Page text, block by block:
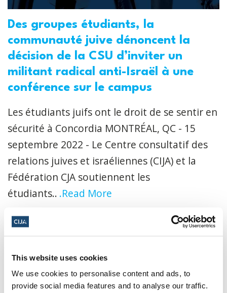
This website uses cookies
We use cookies to personalise content and ads, to
provide social media features and to analyse our traffic.
Des groupes étudiants, la
communauté juive dénoncent la
décision de la CSU d’inviter un
militant radical anti-Israël à une
conférence sur le campus
Les étudiants juifs ont le droit de se sentir en
sécurité à Concordia MONTRÉAL, QC - 15
septembre 2022 - Le Centre consultatif des
relations juives et israéliennes (CIJA) et la
Fédération CJA soutiennent les
étudiants.. .Read More